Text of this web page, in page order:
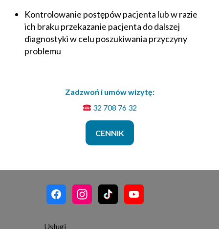
Kontrolowanie postępów pacjenta lub w razie
ich braku przekazanie pacjenta do dalszej
diagnostyki w celu poszukiwania przyczyny
problemu
Zadzwoń i umów wizytę:
32 708 76 32
CENNIK
Usługi